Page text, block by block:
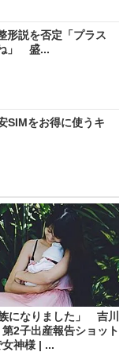
形説を否定「プラス
」 盛...
SIMをお得に使うキ
になりました」 吉川
2子出産報告ショット
神様 | ...